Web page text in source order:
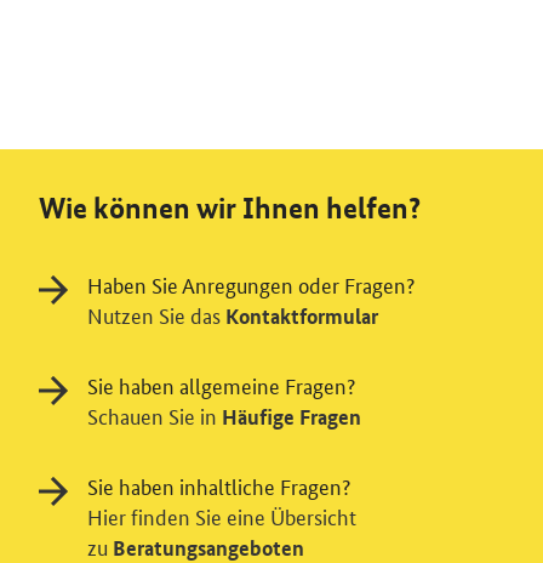
Wie können wir Ihnen helfen?
Haben Sie Anregungen oder Fragen?
Nutzen Sie das Kontaktformular
Sie haben allgemeine Fragen?
Schauen Sie in Häufige Fragen
Sie haben inhaltliche Fragen?
Hier finden Sie eine Übersicht
zu Beratungsangeboten